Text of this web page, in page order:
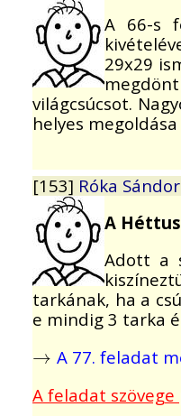
A 66-s
29x29
világcsúcsot.
helyes megoldása
[153] Róka Sándor
A
Adott a
tarkának, ha a
e mindig 3 tarka
→
→ A 77. feladat
A feladat